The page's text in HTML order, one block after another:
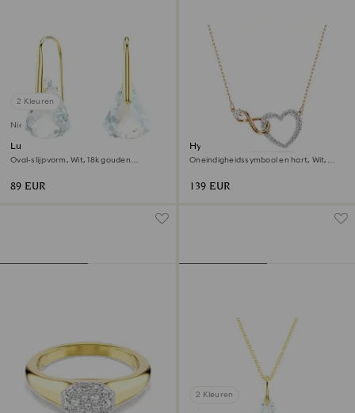
2 Kleuren
Nieuw
Lunar Oorhangers
Oval-slijpvorm, Wit, ‎18k gouden
89 EUR
Hyperbola ketting
Oneindigheidssymbool en hart, Wit,
139 EUR
2 Kleuren